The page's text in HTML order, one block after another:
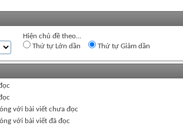
Hiện chủ đề theo...
Thứ tự Lớn dần
Thứ tự Giảm dần
với bài viết chưa đọc
với bài viết đã đọc